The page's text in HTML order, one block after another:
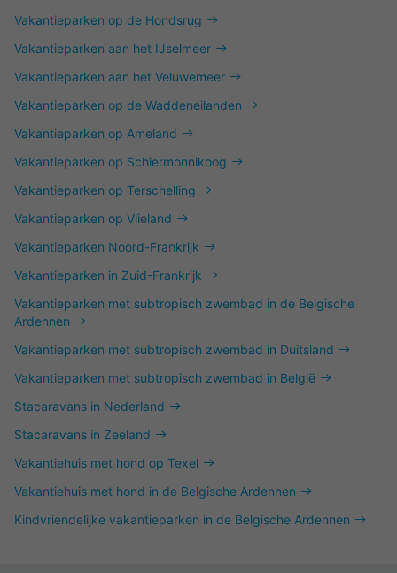
Vakantieparken op de Hondsrug
Vakantieparken aan het IJselmeer
Vakantieparken aan het Veluwemeer
Vakantieparken op de Waddeneilanden
Vakantieparken op Ameland
Vakantieparken op Schiermonnikoog
Vakantieparken op Terschelling
Vakantieparken op Vlieland
Vakantieparken Noord-Frankrijk
Vakantieparken in Zuid-Frankrijk
Vakantieparken met subtropisch zwembad in de Belgische
Ardennen
Vakantieparken met subtropisch zwembad in Duitsland
Vakantieparken met subtropisch zwembad in België
Stacaravans in Nederland
Stacaravans in Zeeland
Vakantiehuis met hond op Texel
Vakantiehuis met hond in de Belgische Ardennen
Kindvriendelijke vakantieparken in de Belgische Ardennen